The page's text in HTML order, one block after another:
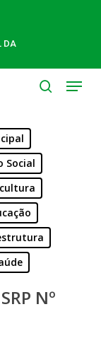
DA
Menu
Social
Nº